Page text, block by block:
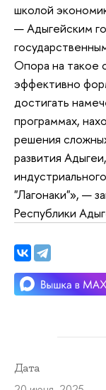
школой
— Адыгейским
Опора на такое
эффективно
достигать
программах,
решения
развития
"Лагонаки"», —
Республики
Дата